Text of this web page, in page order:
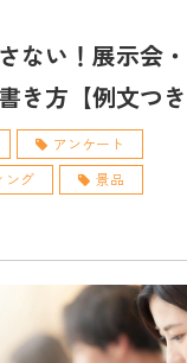
ない！展示会
き方【例文つき
アンケート
ング
景品